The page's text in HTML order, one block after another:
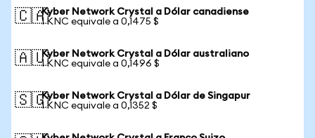
🇨🇦Kyber Network Crystal a Dólar canadiense
1 KNC equivale a 0,1475 $
🇦🇺Kyber Network Crystal a Dólar australiano
1 KNC equivale a 0,1496 $
🇸🇬Kyber Network Crystal a Dólar de Singapur
1 KNC equivale a 0,1352 $